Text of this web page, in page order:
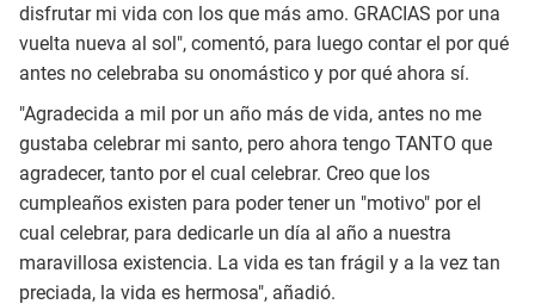
disfrutar mi vida con los que más amo. GRACIAS por una
vuelta nueva al sol", comentó, para luego contar el por qué
antes no celebraba su onomástico y por qué ahora sí.
"Agradecida a mil por un año más de vida, antes no me
gustaba celebrar mi santo, pero ahora tengo TANTO que
agradecer, tanto por el cual celebrar. Creo que los
cumpleaños existen para poder tener un "motivo" por el
cual celebrar, para dedicarle un día al año a nuestra
maravillosa existencia. La vida es tan frágil y a la vez tan
preciada, la vida es hermosa", añadió.